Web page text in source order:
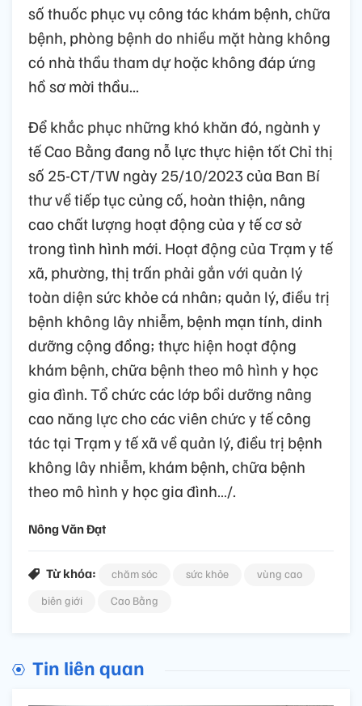
số thuốc phục vụ công tác khám bệnh, chữa
bệnh, phòng bệnh do nhiều mặt hàng không
có nhà thầu tham dự hoặc không đáp ứng
hồ sơ mời thầu...
Để khắc phục những khó khăn đó, ngành y
tế Cao Bằng đang nỗ lực thực hiện tốt Chỉ thị
số 25-CT/TW ngày 25/10/2023 của Ban Bí
thư về tiếp tục củng cố, hoàn thiện, nâng
cao chất lượng hoạt động của y tế cơ sở
trong tình hình mới. Hoạt động của Trạm y tế
xã, phường, thị trấn phải gắn với quản lý
toàn diện sức khỏe cá nhân; quản lý, điều trị
bệnh không lây nhiễm, bệnh mạn tính, dinh
dưỡng cộng đồng; thực hiện hoạt động
khám bệnh, chữa bệnh theo mô hình y học
gia đình. Tổ chức các lớp bồi dưỡng nâng
cao năng lực cho các viên chức y tế công
tác tại Trạm y tế xã về quản lý, điều trị bệnh
không lây nhiễm, khám bệnh, chữa bệnh
theo mô hình y học gia đình…/.
Nông Văn Đạt
Từ khóa: chăm sóc sức khỏe
vùng cao
biên giới
Cao Bằng
Tin liên quan